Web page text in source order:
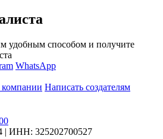
удобным способом и получите
WhatsApp
Написать создателям
| ИНН: 325202700527